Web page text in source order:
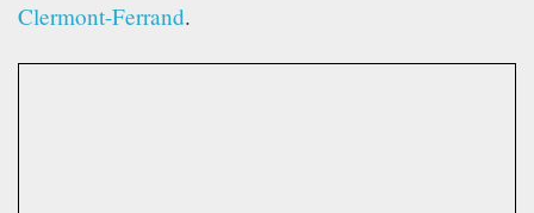
Clermont-Ferrand.